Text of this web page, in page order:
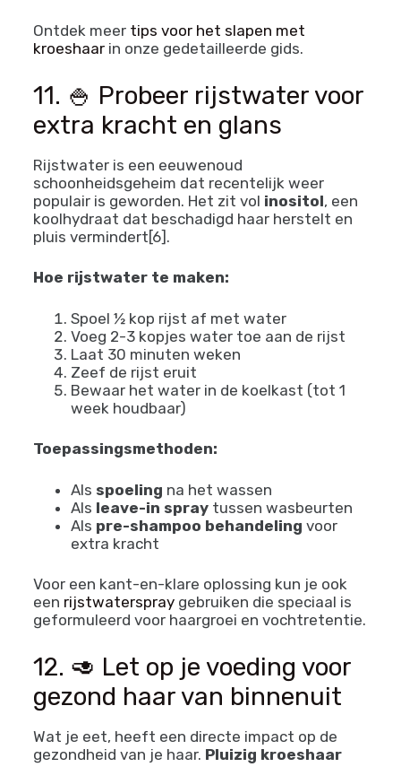
Ontdek meer tips voor het slapen met
kroeshaarin onze gedetailleerde gids.
11. 🍚 Probeer rijstwater voor
extra kracht en glans
Rijstwater is een eeuwenoud
schoonheidsgeheim dat recentelijk weer
populair is geworden. Het zit vol inositol, een
koolhydraat dat beschadigd haar herstelt en
pluis vermindert[6].
Hoe rijstwater te maken:
Spoel ½ kop rijst af met water
Voeg 2-3 kopjes water toe aan de rijst
Laat 30 minuten weken
Zeef de rijst eruit
Bewaar het water in de koelkast (tot 1
week houdbaar)
Toepassingsmethoden:
Als spoeling na het wassen
Als leave-in spray tussen wasbeurten
Als pre-shampoo behandeling voor
extra kracht
Voor een kant-en-klare oplossing kun je ook
een rijstwaterspraygebruiken die speciaal is
geformuleerd voor haargroei en vochtretentie.
12. 🥑 Let op je voeding voor
gezond haar van binnenuit
Wat je eet, heeft een directe impact op de
gezondheid van je haar. Pluizig kroeshaar